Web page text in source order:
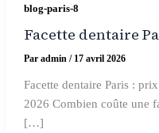
blog-paris-8
Facette dentaire
Par admin / 17 avril 2026
Facette dentaire Paris :
2026 Combien coûte une
[…]